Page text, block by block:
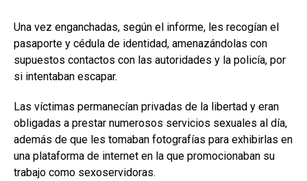
Una vez enganchadas, según el informe, les recogían el
pasaporte y cédula de identidad, amenazándolas con
supuestos contactos con las autoridades y la policía, por
si intentaban escapar.
Las víctimas permanecían privadas de la libertad y eran
obligadas a prestar numerosos servicios sexuales al día,
además de que les tomaban fotografías para exhibirlas en
una plataforma de internet en la que promocionaban su
trabajo como sexoservidoras.